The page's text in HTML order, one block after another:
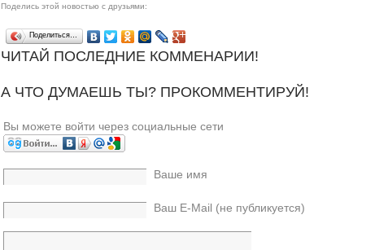
Поделись этой новостью с друзьями:
Поделиться…
ЧИТАЙ ПОСЛЕДНИЕ КОММЕНАРИИ!
А ЧТО ДУМАЕШЬ ТЫ? ПРОКОММЕНТИРУЙ!
Вы можете войти через социальные сети
Ваше имя
Ваш E-Mail (не публикуется)